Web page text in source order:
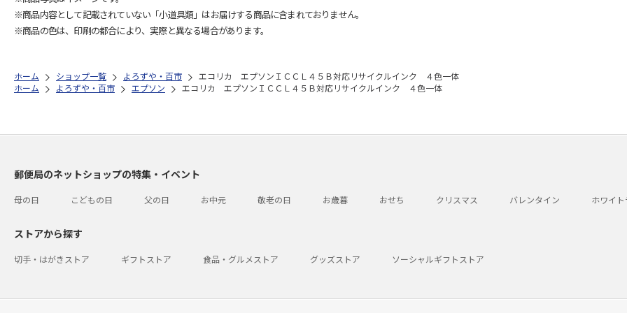
※商品内容として記載されていない「小道具類」はお届けする商品に含まれておりません。
※商品の色は、印刷の都合により、実際と異なる場合があります。
ホーム ショップ一覧 よろずや・百市
エコリカ エプソンＩＣＣＬ４５Ｂ対応リサイクルインク ４色一体
ホーム
よろずや・百市 エプソン エコリカ エプソンＩＣＣＬ４５Ｂ対応リサイクルインク ４色一体
郵便局のネットショップの特集・イベント
母の日 こどもの日 父の日 お中元 敬老の日 お歳暮 おせち クリスマス バレンタイン ホワイ
ストアから探す
切手・はがきストア ギフトストア 食品・グルメストア グッズストア ソーシャルギフトストア